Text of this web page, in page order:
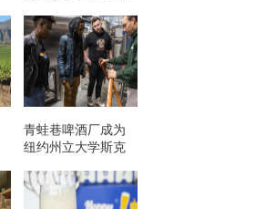
品牌
青蛙巷啤酒厂成为
纽约州立大学斯克
的教室